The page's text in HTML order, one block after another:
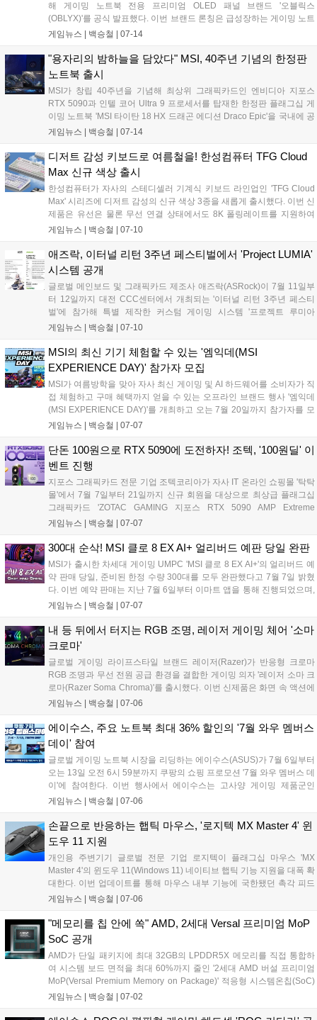
해 게이밍 노트북 전용 프리미엄 OLED 패널 브랜드 '오블릭스
(OBLYX)'를 공식 발표했다. 이번 브랜드 론칭은 급성장하는 게이밍 노트
북 시장 내 지배력을 강화하기 위한 전략으로, 향후 주요 PC 제조사의 고
단순한 부품 공급을 넘어 엔비디아의 지싱크, 인텔 에보나 돌비 비전처
럼 소비자가 믿고 선택할 수 있는 독자적인 고품질 게이밍 디스플레이
인증 마크로 자리 잡는 것을 목표로 하고 있다....
게임뉴스 | 백승철 07-14
"용자리의 밤하늘을 담았다" MSI, 40주년 기념의 한정판
노트북 출시
MSI가 창립 40주년을 기념해 최상위 그래픽카드인 엔비디아 지포스
RTX 5090과 인텔 코어 Ultra 9 프로세서를 탑재한 한정판 플래그십 게
이밍 노트북 'MSI 타이탄 18 HX 드래곤 에디션 Draco Epic'을 국내에 공
식 출시했다. 이번 신제품은 북쪽 밤하늘의 용자리에서 영감을 얻은 독
의 플레이 환경을 원하는 게이머를 공략한다....
게임뉴스 | 백승철 07-14
디저트 감성 키보드로 여름철을! 한성컴퓨터 TFG Cloud
Max 신규 색상 출시
한성컴퓨터가 자사의 스테디셀러 기계식 키보드 라인업인 'TFG Cloud
Max' 시리즈에 디저트 감성의 신규 색상 3종을 새롭게 출시했다. 이번 신
제품은 유선은 물론 무선 연결 상태에서도 8K 폴링레이트를 지원하여
게이머에게 끊김 없는 초고속 반응 속도를 제공하는 것이 특징이다. 차
환경과 데스크테리어 요소를 동시에 충족한다....
게임뉴스 | 백승철 07-10
애즈락, 이터널 리턴 3주년 페스티벌에서 'Project LUMIA'
시스템 공개
글로벌 메인보드 및 그래픽카드 제조사 애즈락(ASRock)이 7월 11일부
터 12일까지 대전 CCC센터에서 개최되는 '이터널 리턴 3주년 페스티
벌'에 참가해 특별 제작한 커스텀 게이밍 시스템 '프로젝트 루미아
(Project LUMIA)'를 공개한다. 이번 행사에서 애즈락은 게임 내 인기 캐
전시하고, 국내 최초로 공개되는 'X870E 타이치 화이트(Taichi White)'를
비롯한 최신 하드웨어 라인업을 선보인다. 관람객 입장과 일부 프로그램
이 시작되는 7월 10일부터 애즈락 부스에서 다양한 현장 이벤트와 함께
고성능 게이밍 플랫폼의 실물을 직접 확인할 수 있다....
게임뉴스 | 백승철 07-10
MSI의 최신 기기 체험할 수 있는 '엠익데(MSI
EXPERIENCE DAY)' 참가자 모집
MSI가 여름방학을 맞아 자사 최신 게이밍 및 AI 하드웨어를 소비자가 직
접 체험하고 구매 혜택까지 얻을 수 있는 오프라인 브랜드 행사 '엠익데
(MSI EXPERIENCE DAY)'를 개최하고 오는 7월 20일까지 참가자를 모
집한다. 이번 행사는 7월 25일 서울 영등포구 MSI코리아 오피스에서 진
신 RTX 50 시리즈 탑재 데스크탑 및 노트북, QD-OLED 모니터 등의 게
이밍 성능을 직접 비교 검증할 수 있다. 독자적인 현장 참여형 프로그램
과 함께 공식 온라인 판매처 구매 시 최대 10만 원의 네이버페이 포인트
를 추가로 돌려받는 전용 리워드 혜택이 제공되는 것이 특징이다....
게임뉴스 | 백승철 07-07
단돈 100원으로 RTX 5090에 도전하자! 조텍, '100원딜' 이
벤트 진행
지포스 그래픽카드 전문 기업 조텍코리아가 자사 IT 온라인 쇼핑몰 '탁탁
몰'에서 7월 7일부터 21일까지 신규 회원을 대상으로 최상급 플래그십
그래픽카드 'ZOTAC GAMING 지포스 RTX 5090 AMP Extreme
INFINITY'를 100원에 구매할 수 있는 '100원딜' 이벤트를 진행한다. 이번
해 게이머들의 비용 부담을 없앤 것이 특징이다....
게임뉴스 | 백승철 07-07
300대 순삭! MSI 클로 8 EX AI+ 얼리버드 예판 당일 완판
MSI가 출시한 차세대 게이밍 UMPC 'MSI 클로 8 EX AI+'의 얼리버드 예
약 판매 당일, 준비된 한정 수량 300대를 모두 완판했다고 7월 7일 밝혔
다. 이번 예약 판매는 지난 7월 6일부터 이마트 앱을 통해 진행되었으며,
전용 액세서리 혜택이 함께 제공되어 신제품을 기다린 게이머들의 높은
양을 갖춰 휴대용 게임 시장에서 새로운 선택지로 주목받고 있다....
게임뉴스 | 백승철 07-07
내 등 뒤에서 터지는 RGB 조명, 레이저 게이밍 체어 '소마
크로마'
글로벌 게이밍 라이프스타일 브랜드 레이저(Razer)가 반응형 크로마
RGB 조명과 무선 전원 공급 환경을 결합한 게이밍 의자 '레이저 소마 크
로마(Razer Soma Chroma)'를 출시했다. 이번 신제품은 화면 속 액션에
실시간으로 반응하는 조명 기술과 장시간 플레이를 지원하는 인체공학
게임뉴스 | 백승철 07-06
에이수스, 주요 노트북 최대 36% 할인의 '7월 와우 멤버스
데이' 참여
글로벌 게이밍 노트북 시장을 리딩하는 에이수스(ASUS)가 7월 6일부터
오는 13일 오전 6시 59분까지 쿠팡의 쇼핑 프로모션 '7월 와우 멤버스 데
이'에 참여한다. 이번 행사에서 에이수스는 고사양 게이밍 제품군인
ROG 스트릭스 및 TUF 게이밍을 포함한 총 29종의 노트북을 대상으로
게임뉴스 | 백승철 07-06
손끝으로 반응하는 햅틱 마우스, '로지텍 MX Master 4' 윈
도우 11 지원
개인용 주변기기 글로벌 전문 기업 로지텍이 플래그십 마우스 'MX
Master 4'의 윈도우 11(Windows 11) 네이티브 햅틱 기능 지원을 대폭 확
대한다. 이번 업데이트를 통해 마우스 내부 기능에 국한됐던 촉각 피드
백이 운영체제(OS) 전반으로 확장되어, 정밀한 멀티태스킹 작업 및 화면
신 윈도우 11 환경에서 Logi Options+ 소프트웨어를 통해 펌웨어를 업
데이트하면 해당 기능을 바로 사용할 수 있다....
게임뉴스 | 백승철 07-06
"메모리를 칩 안에 쏙" AMD, 2세대 Versal 프리미엄 MoP
SoC 공개
AMD가 단일 패키지에 최대 32GB의 LPDDR5X 메모리를 직접 통합하
여 시스템 보드 면적을 최대 60%까지 줄인 '2세대 AMD 버설 프리미엄
MoP(Versal Premium Memory on Package)' 적응형 시스템온칩(SoC)
을 발표했다. 해당 제품은 최대 307GB/s의 압도적인 전송 대역폭을 확보
게임뉴스 | 백승철 07-02